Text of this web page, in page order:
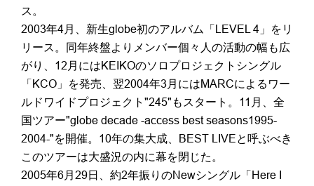
ス。
2003年4月、新生globe初のアルバム「LEVEL 4」をリ
リース。同年終盤よりメンバー個々人の活動の幅も広
がり、12月にはKEIKOのソロプロジェクトシングル
「KCO」を発売、翌2004年3月にはMARCによるワー
ルドワイドプロジェクト"245"もスタート。11月、全
国ツアー"globe decade -access best seasons1995-
2004-"を開催。10年の集大成、BEST LIVEと呼ぶべき
このツアーは大盛況の内に幕を閉じた。
2005年6月29日、約2年振りのNewシングル「Here I